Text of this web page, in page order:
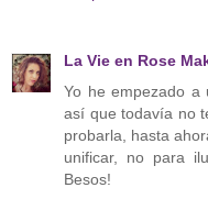
La Vie en Rose
Yo he empezado a
así que todavía no
probarla, hasta
unificar, no para
Besos!